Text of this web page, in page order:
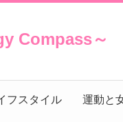
Compass～
フスタイル 運動と